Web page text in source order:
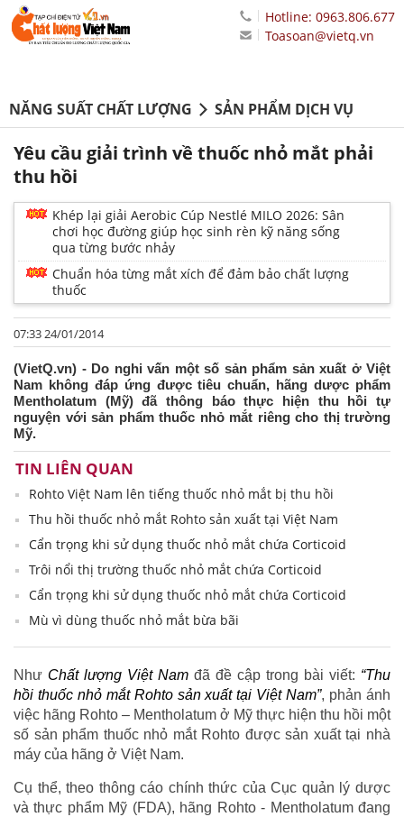
Hotline: 0963.806.677
Toasoan@vietq.vn
NĂNG SUẤT CHẤT LƯỢNG SẢN PHẨM DỊCH VỤ
Yêu cầu giải trình về thuốc nhỏ mắt phải
thu hồi
Khép lại giải Aerobic Cúp Nestlé MILO 2026: Sân
chơi học đường giúp học sinh rèn kỹ năng sống
qua từng bước nhảy
Chuẩn hóa từng mắt xích để đảm bảo chất lượng
thuốc
07:33 24/01/2014
(VietQ.vn) - Do nghi vấn một số sản phẩm sản xuất ở Việt
Nam không đáp ứng được tiêu chuẩn, hãng dược phẩm
Mentholatum (Mỹ) đã thông báo thực hiện thu hồi tự
nguyện với sản phẩm thuốc nhỏ mắt riêng cho thị trường
Mỹ.
TIN LIÊN QUAN
Rohto Việt Nam lên tiếng thuốc nhỏ mắt bị thu hồi
Thu hồi thuốc nhỏ mắt Rohto sản xuất tại Việt Nam
Cẩn trọng khi sử dụng thuốc nhỏ mắt chứa Corticoid
Trôi nổi thị trường thuốc nhỏ mắt chứa Corticoid
Cẩn trọng khi sử dụng thuốc nhỏ mắt chứa Corticoid
Mù vì dùng thuốc nhỏ mắt bừa bãi
Như Chất lượng Việt Nam đã đề cập trong bài viết: “Thu
hồi thuốc nhỏ mắt Rohto sản xuất tại Việt Nam”, phản ánh
việc hãng Rohto – Mentholatum ở Mỹ thực hiện thu hồi một
số sản phẩm thuốc nhỏ mắt Rohto được sản xuất tại nhà
máy của hãng ở Việt Nam.
Cụ thể, theo thông cáo chính thức của Cục quản lý dược
và thực phẩm Mỹ (FDA), hãng Rohto - Mentholatum đang